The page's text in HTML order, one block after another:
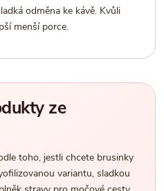
odměna ke kávě. Kvůli
menší porce.
ze
toho, jestli chcete brusinky
variantu, sladkou